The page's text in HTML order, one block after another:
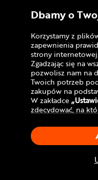
rowerowym.
** Wybrane
wyposażone
w pedały. Jest to
doświadczeni
odpowiednie
preferencji.
wyposażeniu
specyfikacji i na
modelu na
produktu.
Zobacz
Dbamy o
Korzystamy z
zapewnienia
strony
Zgadzając się na
pozwolisz nam na
Twoich potrzeb
zakupów na
W zakładce
zdecydować, na
Klikając
stosowanie
Twojej przeglądarki.
W dowolnym
zmiany swojego